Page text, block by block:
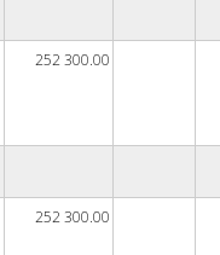
252 300.00
252 300.00